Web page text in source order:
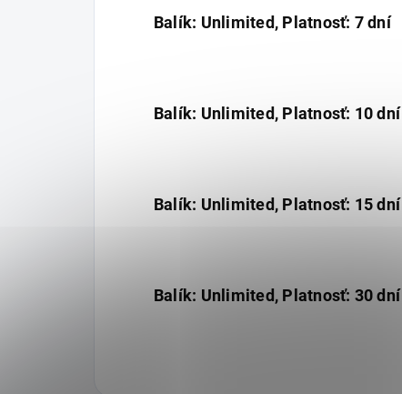
Balík: Unlimited, Platnosť: 7 dní
Balík: Unlimited, Platnosť: 10 dní
Balík: Unlimited, Platnosť: 15 dní
Balík: Unlimited, Platnosť: 30 dní